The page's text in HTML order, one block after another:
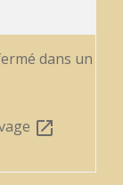
dans un
open_in_new